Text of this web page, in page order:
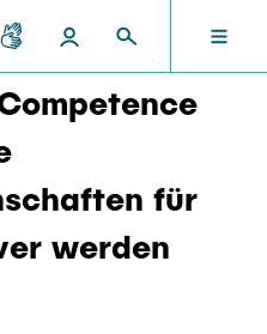
TRANSFER
für
werden